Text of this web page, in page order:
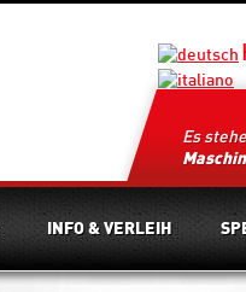
Es
INFO & VERLEIH